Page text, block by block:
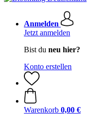
Anmelden
Jetzt anmelden
Bist du neu hier?
Konto erstellen
Warenkorb 0,00 €